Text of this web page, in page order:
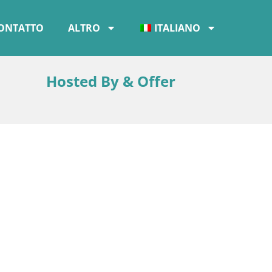
ALTRO ITALIANO
Hosted By & Offer